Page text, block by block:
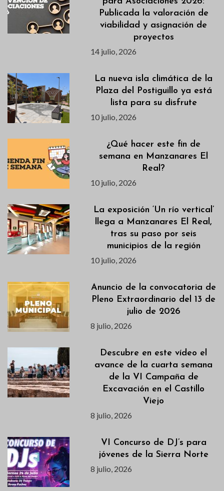
Publicada la valoración de
viabilidad y asignación de
proyectos
14 julio, 2026
La nueva isla climática de la
Plaza del Postiguillo ya está
lista para su disfrute
10 julio, 2026
¿Qué hacer este fin de
semana en Manzanares El
Real?
10 julio, 2026
La exposición ‘Un río vertical’
llega a Manzanares El Real,
tras su paso por seis
municipios de la región
10 julio, 2026
Anuncio de la convocatoria de
Pleno Extraordinario del 13 de
julio de 2026
8 julio, 2026
Descubre en este vídeo el
avance de la cuarta semana
de la VI Campaña de
Excavación en el Castillo
Viejo
8 julio, 2026
VI Concurso de DJ’s para
jóvenes de la Sierra Norte
8 julio, 2026